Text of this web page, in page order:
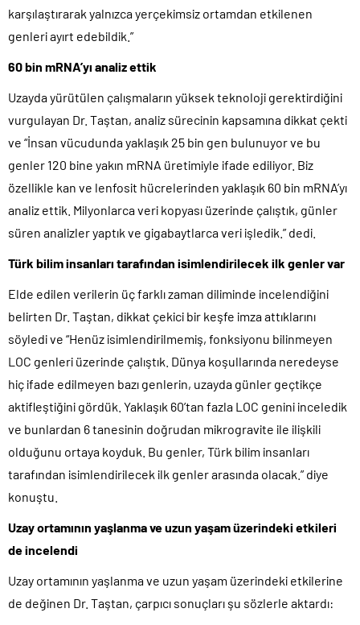
karşılaştırarak yalnızca yerçekimsiz ortamdan etkilenen
genleri ayırt edebildik.”
60 bin mRNA’yı analiz ettik
Uzayda yürütülen çalışmaların yüksek teknoloji gerektirdiğini
vurgulayan Dr. Taştan, analiz sürecinin kapsamına dikkat çekti
ve “İnsan vücudunda yaklaşık 25 bin gen bulunuyor ve bu
genler 120 bine yakın mRNA üretimiyle ifade ediliyor. Biz
özellikle kan ve lenfosit hücrelerinden yaklaşık 60 bin mRNA’yı
analiz ettik. Milyonlarca veri kopyası üzerinde çalıştık, günler
süren analizler yaptık ve gigabaytlarca veri işledik.” dedi.
Türk bilim insanları tarafından isimlendirilecek ilk genler var
Elde edilen verilerin üç farklı zaman diliminde incelendiğini
belirten Dr. Taştan, dikkat çekici bir keşfe imza attıklarını
söyledi ve “Henüz isimlendirilmemiş, fonksiyonu bilinmeyen
LOC genleri üzerinde çalıştık. Dünya koşullarında neredeyse
hiç ifade edilmeyen bazı genlerin, uzayda günler geçtikçe
aktifleştiğini gördük. Yaklaşık 60’tan fazla LOC genini inceledik
ve bunlardan 6 tanesinin doğrudan mikrogravite ile ilişkili
olduğunu ortaya koyduk. Bu genler, Türk bilim insanları
tarafından isimlendirilecek ilk genler arasında olacak.” diye
konuştu.
Uzay ortamının yaşlanma ve uzun yaşam üzerindeki etkileri
de incelendi
Uzay ortamının yaşlanma ve uzun yaşam üzerindeki etkilerine
de değinen Dr. Taştan, çarpıcı sonuçları şu sözlerle aktardı: